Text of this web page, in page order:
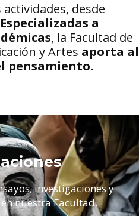
desde
a
, la Facultad de
y Artes aporta al
pensamiento.
investigaciones y
nuestra Facultad.